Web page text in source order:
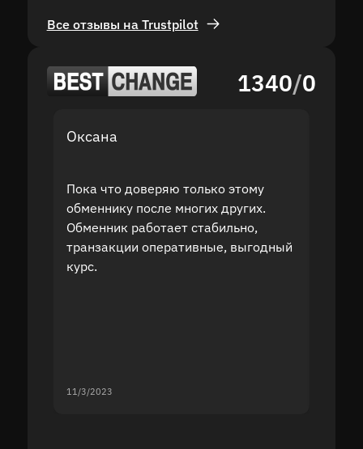
Все отзывы на Trustpilot
1340/0
Оксана
Пока что доверяю только этому
обменнику после многих других.
Обменник работает стабильно,
транзакции оперативные, выгодный
курс.
11/3/2023